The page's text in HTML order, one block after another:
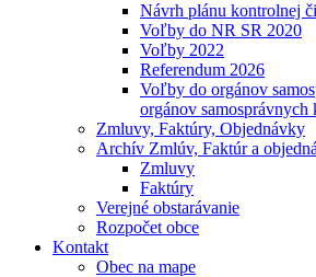
Návrh plánu kontrolnej
Voľby do NR SR 2020
Voľby 2022
Referendum 2026
Voľby do orgánov
orgánov samosprávnych
Zmluvy, Faktúry, Objednávky
Archív Zmlúv, Faktúr a
Zmluvy
Faktúry
Verejné obstarávanie
Rozpočet obce
Kontakt
Obec na mape